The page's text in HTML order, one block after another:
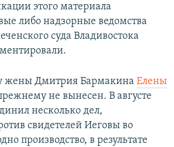
этого материала
либо надзорные ведомства
суда Владивостока
жены Дмитрия Бармакина Елены
не вынесен. В августе
несколько дел,
свидетелей Иеговы во
производство, в результате